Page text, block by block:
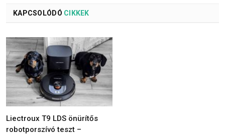
KAPCSOLÓDÓ CIKKEK
Liectroux T9 LDS önürítős
robotporszívó teszt –